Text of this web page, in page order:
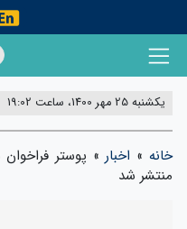
یکشنبه 25 مهر 1400، ساعت 19:02
خانه» اخبار » پوستر
منتشر شد